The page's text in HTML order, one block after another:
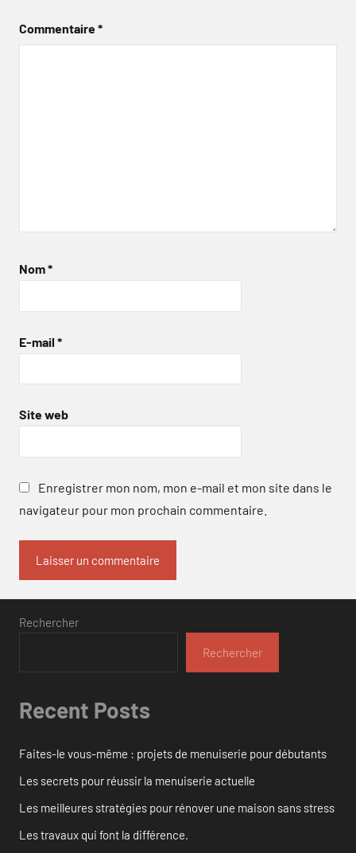
Commentaire*
Nom*
E-mail *
Site web
Enregistrer mon nom, mon e-mail et mon site dans le
navigateur pour mon prochain commentaire.
Rechercher
Rechercher
Recent Posts
Faites-le vous-même : projets de menuiserie pour débutants
Les secrets pour réussir la menuiserie actuelle
Les meilleures stratégies pour rénover une maison sans stress
Les travaux qui font la différence.